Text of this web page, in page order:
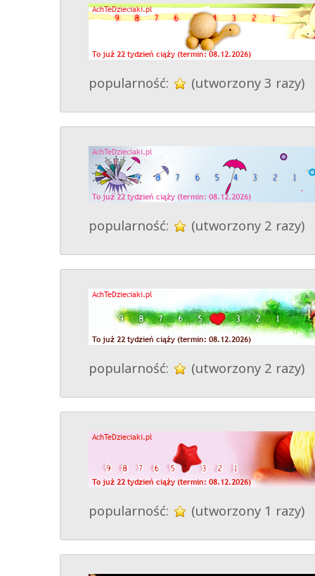
popularność: (utworzony 3 razy)
popularność: (utworzony 2 razy)
popularność: (utworzony 2 razy)
popularność: (utworzony 1 razy)